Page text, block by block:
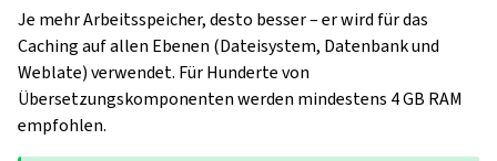
Je mehr Arbeitsspeicher, desto besser – er wird für das
Caching auf allen Ebenen (Dateisystem, Datenbank und
Weblate) verwendet. Für Hunderte von
Übersetzungskomponenten werden mindestens 4 GB RAM
empfohlen.